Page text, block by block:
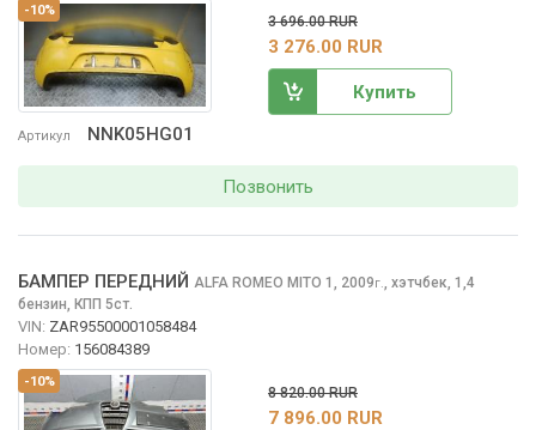
-10%
Артикул NNK05HG01
3 696.00 RUR
3 276.00 RUR
Купить
Позвонить
-10%
БАМПЕР ПЕРЕДНИЙ ALFA ROMEO MITO 1, 2009г. хэтчбек, 1,4
бензин, КПП 5ст.
VIN: ZAR95500001058484
Номер: 156084389
8 820.00 RUR
7 896.00 RUR